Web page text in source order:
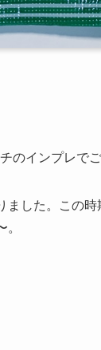
のインプレでご
した。この